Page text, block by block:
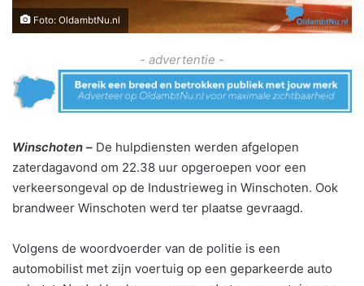
Foto: OldambtNu.nl
- advertentie -
Winschoten – De hulpdiensten werden afgelopen
zaterdagavond om 22.38 uur opgeroepen voor een
verkeersongeval op de Industrieweg in Winschoten. Ook
brandweer Winschoten werd ter plaatse gevraagd.
Volgens de woordvoerder van de politie is een
automobilist met zijn voertuig op een geparkeerde auto